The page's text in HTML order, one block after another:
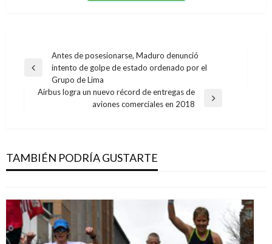
Navegación
de
entradas
Entrada
Antes de posesionarse, Maduro denunció
intento de golpe de estado ordenado por el
Grupo de Lima
Airbus logra un nuevo récord de entregas de
aviones comerciales en 2018
TAMBIÉN PODRÍA GUSTARTE
Langwaki
Iván Briceño viernes marzo 2, 2012